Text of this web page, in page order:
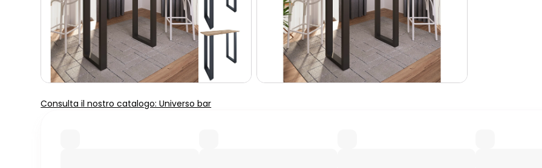
Consulta il nostro catalogo: Universo bar